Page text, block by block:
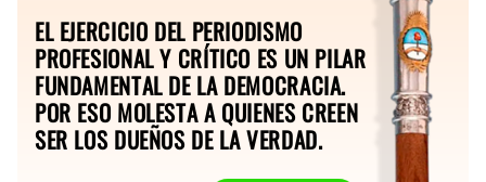
EL EJERCICIO DEL PERIODISMO
PROFESIONAL Y CRÍTICO ES UN PILAR
FUNDAMENTAL DE LA DEMOCRACIA.
POR ESO MOLESTA A QUIENES CREEN
SER LOS DUEÑOS DE LA VERDAD.